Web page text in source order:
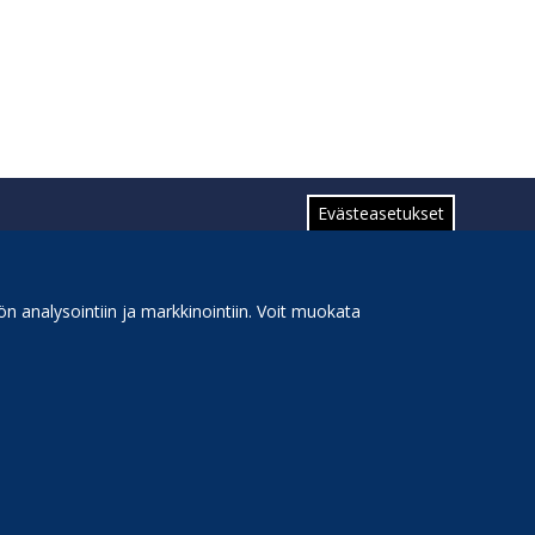
Evästeasetukset
analysointiin ja markkinointiin. Voit muokata